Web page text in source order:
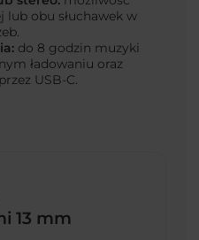
lub obu słuchawek w
do 8 godzin muzyki
ładowaniu oraz
USB-C.
13 mm